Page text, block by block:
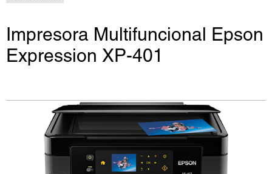
Impresora Multifuncional Epson
Expression XP-401